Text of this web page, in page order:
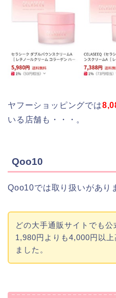
ヤフーショッピングでは
いる店舗も・・・。
Qoo10
Qoo10では取り扱いがあり
どの大手通販サイトでも公
1,980円よりも4,000円以上
ました。